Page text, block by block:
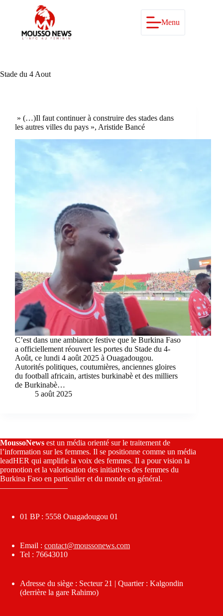
Menu
Stade du 4 Aout
» (…)Il faut continuer à construire des stades dans
les autres villes du pays », Aristide Bancé
C’est dans une ambiance festive que le Burkina Faso
a officiellement réouvert les portes du Stade du 4-
Août, ce lundi 4 août 2025 à Ouagadougou.
Autorités politiques, coutumières, anciennes gloires
du football africain, artistes burkinabè et des milliers
de Burkinabè…
5 août 2025
MoussoNews est un média orienté sur le traitement de
l’information sur les femmes. Il se positionne comme un média
leadHER qui amplifie la voix des femmes. Il a pour vision la
promotion et la valorisation des initiatives des femmes du
Burkina Faso en particulier et du monde en général.
————————–
01 BP : 5558 Ouagadougou 01
Email : contact@moussonews.com
Tel : 76643010
Adresse du siège : Secteur 21 | Quartier : Kalgondin
(derrière la gare Rahimo)